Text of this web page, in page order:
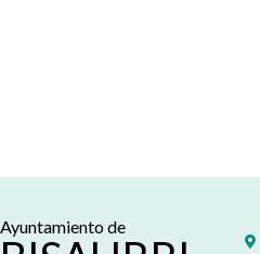
Ayuntamiento de